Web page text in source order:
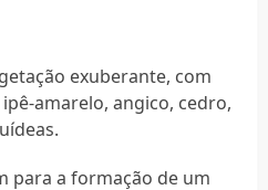
exuberante, com
amarelo, angico, cedro,
para a formação de um